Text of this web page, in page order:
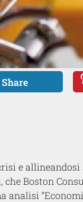
Share
e allineandosi
Boston